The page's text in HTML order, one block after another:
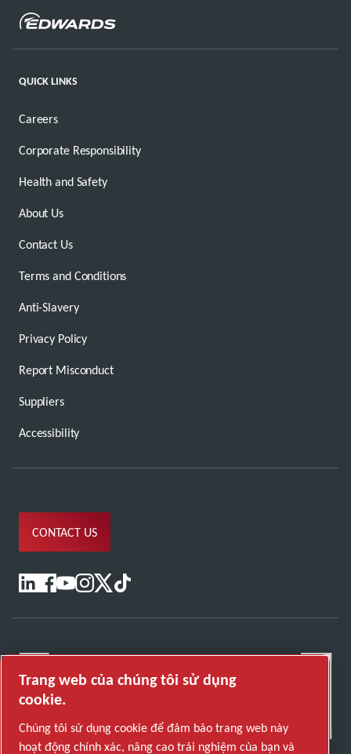
QUICK LINKS
Careers
Corporate Responsibility
Health and Safety
About Us
Contact Us
Terms and Conditions
Anti-Slavery
Privacy Policy
Report Misconduct
Suppliers
Accessibility
CONTACT US
Trang web của chúng tôi sử dụng
cookie.
Chúng tôi sử dụng cookie để đảm bảo trang web này
hoạt động chính xác, nâng cao trải nghiệm của bạn và